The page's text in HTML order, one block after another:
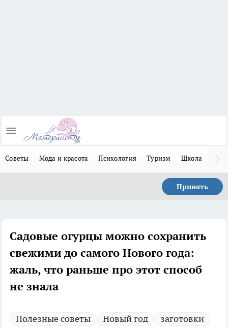
Советы Мода и красота Психология Туризм Школа
Принять
Садовые огурцы можно сохранить
свежими до самого Нового года:
жаль, что раньше про этот способ
не знала
Полезные советы Новый год заготовки